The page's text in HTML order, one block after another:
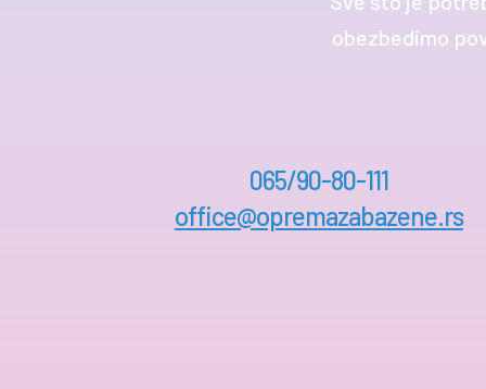
obezbedimo
065/90-80-111
office@opremazabazene.rs